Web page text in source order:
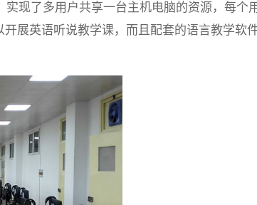
现了多用户共享一台主机电脑的资源，每个
展英语听说教学课，而且配套的语言教学软